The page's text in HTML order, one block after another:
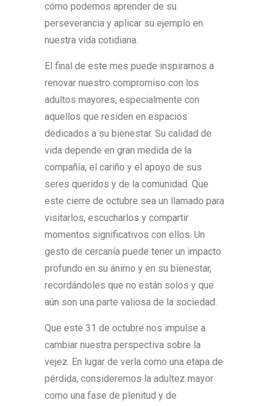
cómo podemos aprender de su
perseverancia y aplicar su ejemplo en
nuestra vida cotidiana.
El final de este mes puede inspirarnos a
renovar nuestro compromiso con los
adultos mayores, especialmente con
aquellos que residen en espacios
dedicados a su bienestar. Su calidad de
vida depende en gran medida de la
compañía, el cariño y el apoyo de sus
seres queridos y de la comunidad. Que
este cierre de octubre sea un llamado para
visitarlos, escucharlos y compartir
momentos significativos con ellos. Un
gesto de cercanía puede tener un impacto
profundo en su ánimo y en su bienestar,
recordándoles que no están solos y que
aún son una parte valiosa de la sociedad.
Que este 31 de octubre nos impulse a
cambiar nuestra perspectiva sobre la
vejez. En lugar de verla como una etapa de
pérdida, consideremos la adultez mayor
como una fase de plenitud y de